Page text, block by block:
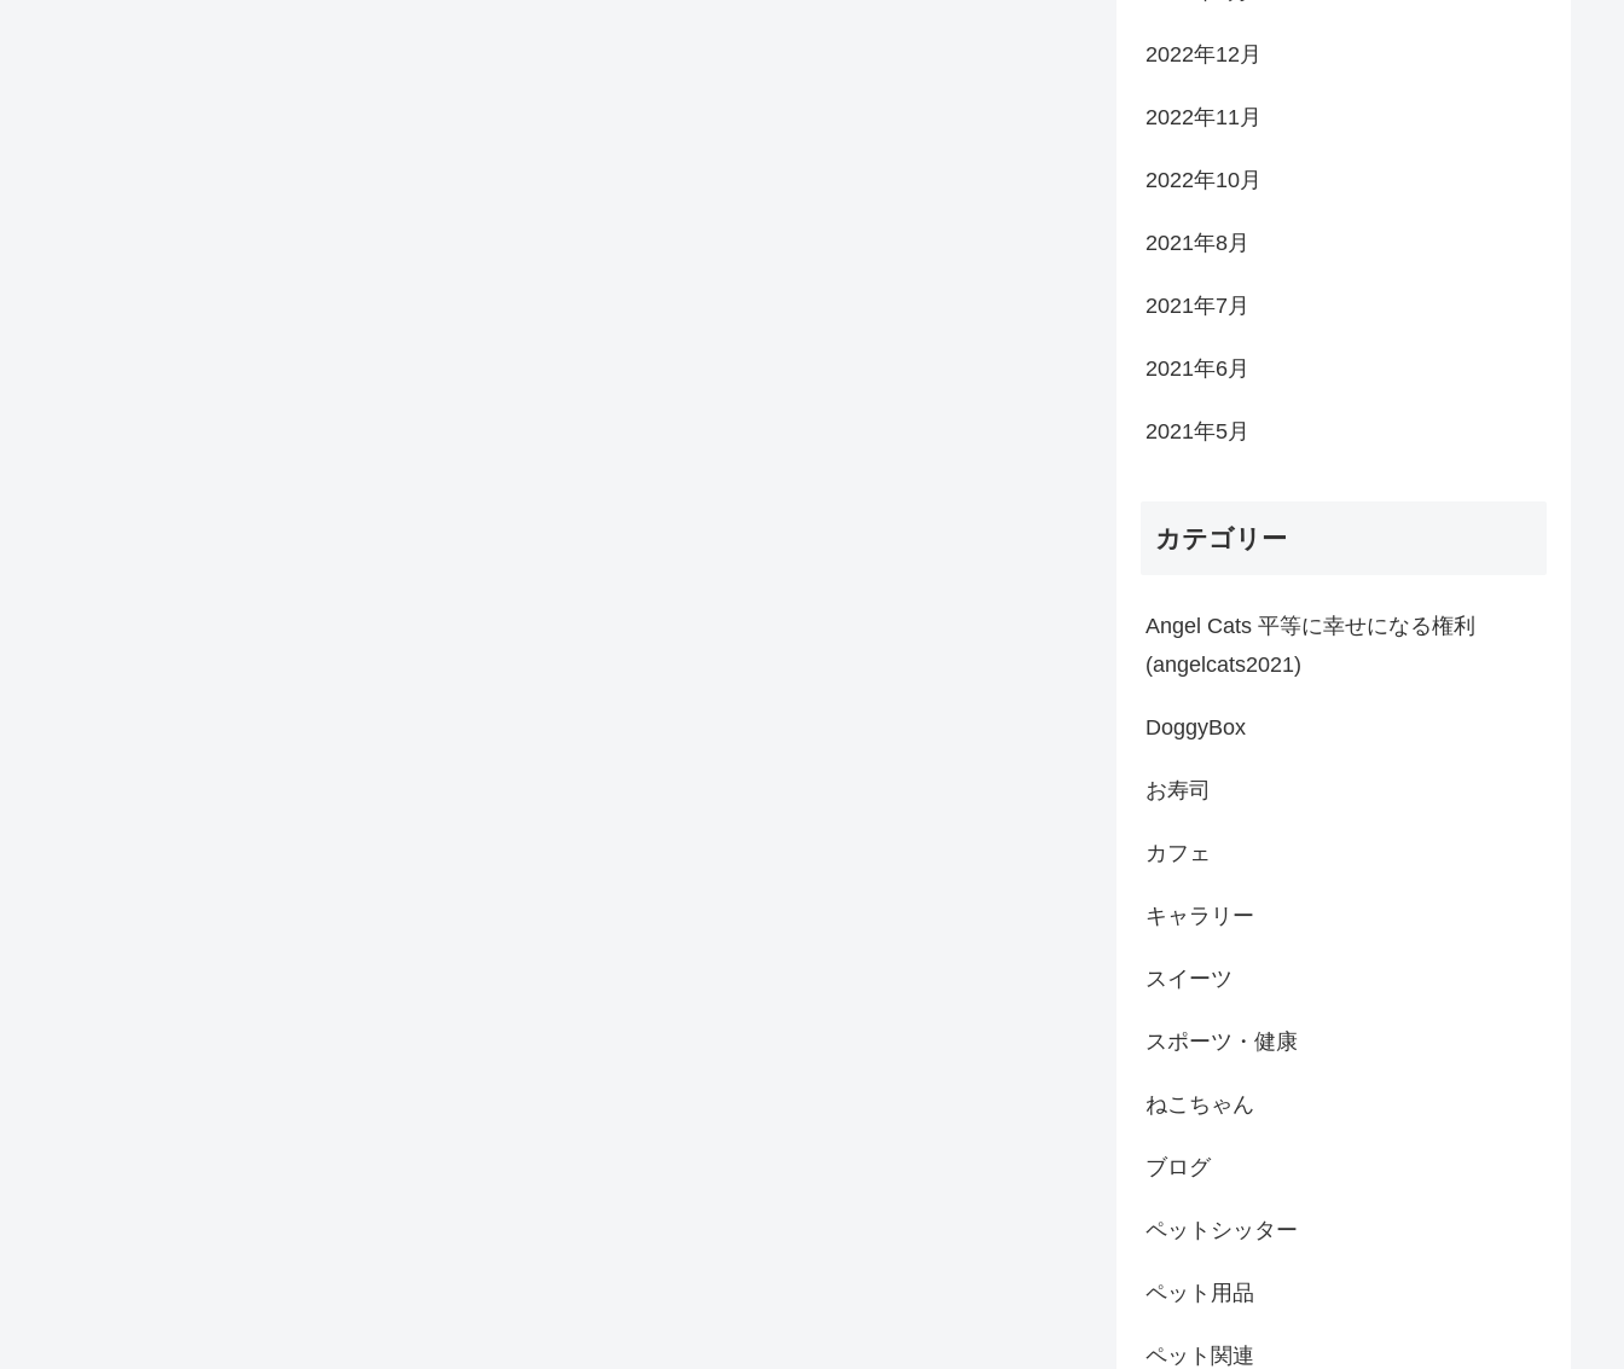
2022年12月
2022年11月
2022年10月
2021年8月
2021年7月
2021年6月
2021年5月
カテゴリー
Angel Cats 平等に幸せになる権利
(angelcats2021)
DoggyBox
お寿司
カフェ
キャラリー
スイーツ
スポーツ・健康
ねこちゃん
ブログ
ペットシッター
ペット用品
ペット関連